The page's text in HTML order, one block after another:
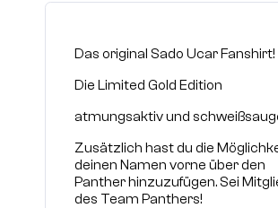
Das original Sado Ucar Fanshirt!
Die Limited Gold Edition
atmungsaktiv und
Zusätzlich hast du die
deinen Namen vorne über den
Panther hinzuzufügen. Sei
des Team Panthers!